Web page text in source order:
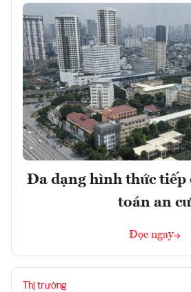
Đa dạng hình thức tiếp
toán an cư
Đọc ngay
Thị trường